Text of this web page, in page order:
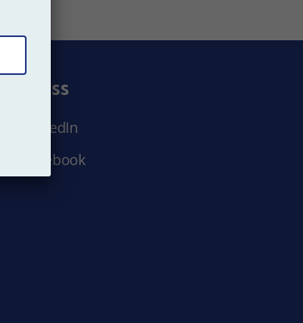
Följ oss
LinkedIn
Facebook